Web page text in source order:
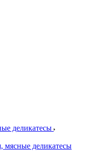
деликатесы
мясные деликатесы